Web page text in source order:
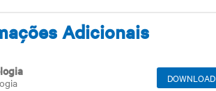
Adicionais
DOWNLOAD